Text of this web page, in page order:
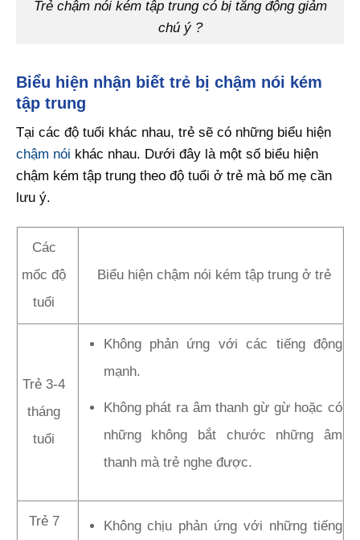
Trẻ chậm nói kém tập trung có bị tăng động giảm
chú ý ?
Biểu hiện nhận biết trẻ bị chậm nói kém
tập trung
Tại các độ tuổi khác nhau, trẻ sẽ có những biểu hiện
chậm nói khác nhau. Dưới đây là một số biểu hiện
chậm kém tập trung theo độ tuổi ở trẻ mà bố mẹ cần
lưu ý.
Các
mốc độ
tuổi
Biểu hiện chậm nói kém tập trung ở trẻ
Trẻ 3-4
tháng
tuổi
Không phản ứng với các tiếng động
mạnh.
Không phát ra âm thanh gừ gừ hoặc có
những không bắt chước những âm
thanh mà trẻ nghe được.
Trẻ 7
Không chịu phản ứng với những tiếng